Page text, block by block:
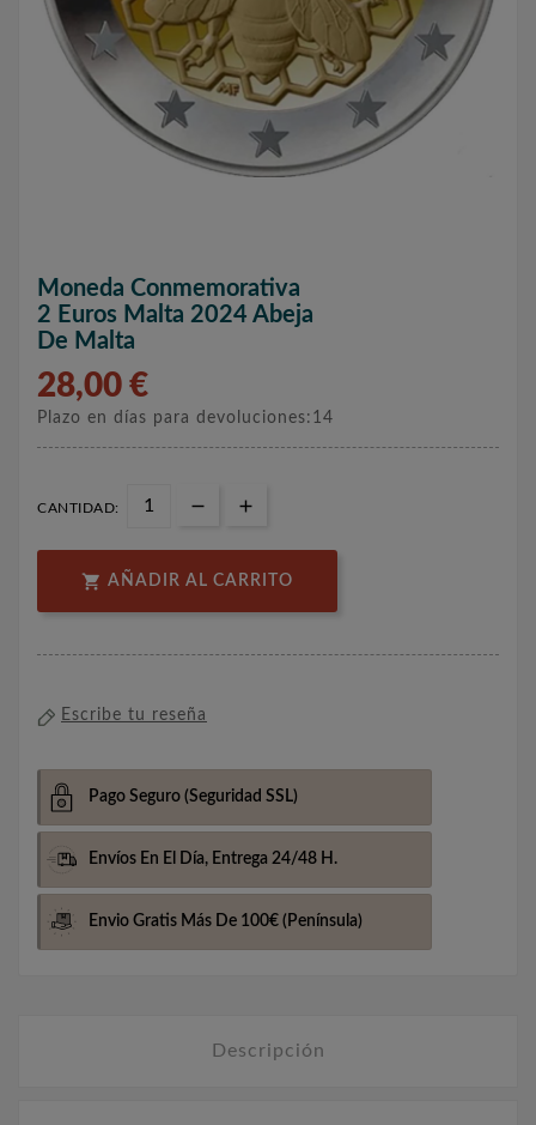
Moneda Conmemorativa
2 Euros Malta 2024 Abeja
De Malta
28,00 €
Plazo en días para devoluciones:14
CANTIDAD:
 AÑADIR AL CARRITO
Escribe tu reseña
Pago Seguro (Seguridad SSL)
Envíos En El Día, Entrega 24/48 H.
Envio Gratis Más De 100€ (Península)
Descripción